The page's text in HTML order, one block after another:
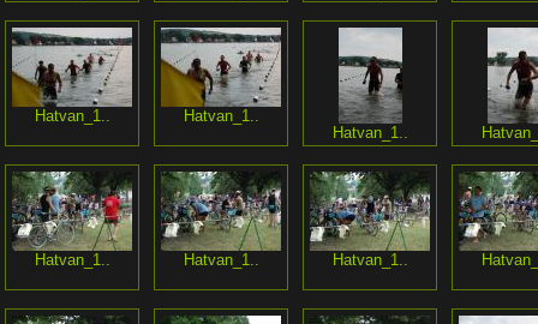
Hatvan_1..
Hatvan_1..
Hatvan_1..
Hatvan_1.. Hatvan_1.. Hatvan_1..